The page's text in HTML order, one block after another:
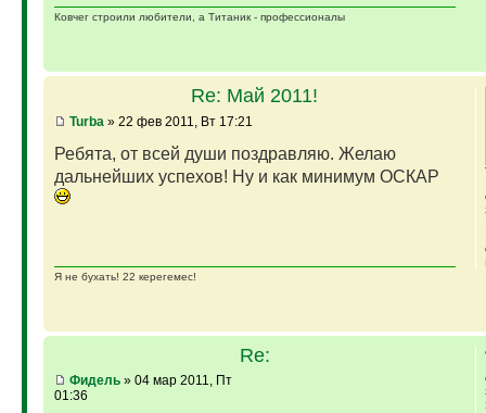
Ковчег строили любители, а Титаник - профессионалы
Re: Май 2011!
Turba » 22 фев 2011, Вт 17:21
Ребята, от всей души поздравляю. Желаю
дальнейших успехов! Ну и как минимум ОСКАР
Я не бухать! 22 керегемес!
Re:
Фидель» 04 мар 2011, Пт
01:36